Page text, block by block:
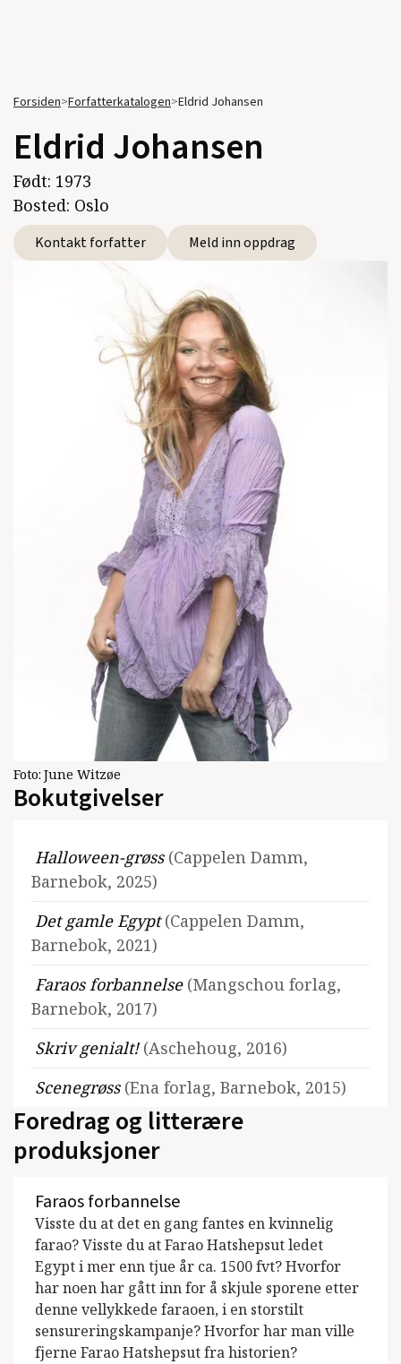
Forsiden>Forfatterkatalogen>Eldrid Johansen
Eldrid Johansen
Født: 1973
Bosted: Oslo
Kontakt forfatter Meld inn oppdrag
Foto: June Witzøe
Bokutgivelser
Halloween-grøss (Cappelen Damm,
Barnebok, 2025)
Det gamle Egypt(Cappelen Damm,
Barnebok, 2021)
Faraos forbannelse (Mangschou forlag,
Barnebok, 2017)
Skriv genialt!(Aschehoug, 2016)
Scenegrøss (Ena forlag, Barnebok, 2015)
Skiløperern(Cappelen Damm, Barnebok,
2015)
Julevalp
(Cappelen Damm, Barnebok,
2015)
Skolespøkelset(Cappelen Damm,
Barnebok, 2013)
Jenta fra den andre siden(Cappelen
Damm, Barnebok, 2012)
Foredrag og litterære
produksjoner
Faraos forbannelse
Visste du at det en gang fantes en kvinnelig
farao? Visste du at Farao Hatshepsut ledet
Egypt i mer enn tjue år ca. 1500 fvt? Hvorfor
har noen har gått inn for å skjule sporene etter
denne vellykkede faraoen, i en storstilt
sensureringskampanje? Hvorfor har man ville
fjerne Farao Hatshepsut fra historien?